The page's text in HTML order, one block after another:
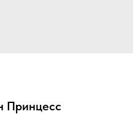
Принцесс